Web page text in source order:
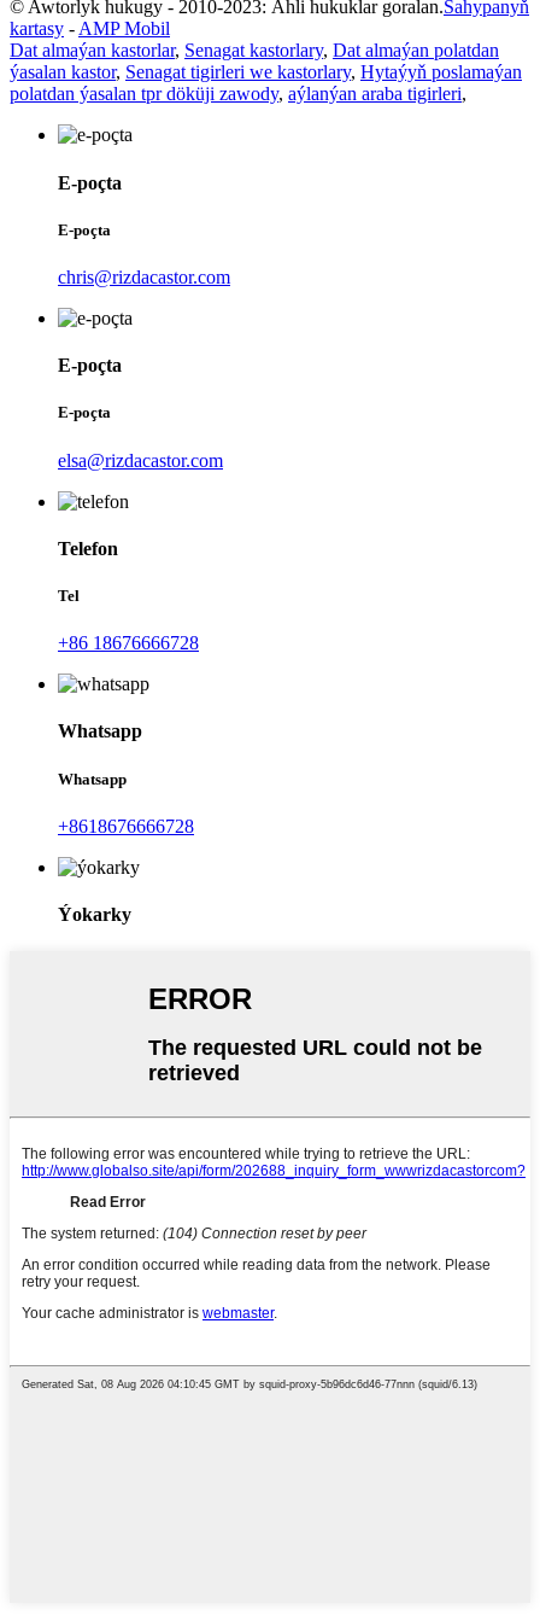
© Awtorlyk hukugy - 2010-2023: Ähli hukuklar goralan.Sahypanyň
kartasy - AMP Mobil
Dat almaýan kastorlar, Senagat kastorlary, Dat almaýan polatdan
ýasalan kastor, Senagat tigirleri we kastorlary, Hytaýyň poslamaýan
polatdan ýasalan tpr döküji zawody, aýlanýan araba tigirleri,
E-poçta
E-poçta
chris@rizdacastor.com
E-poçta
E-poçta
elsa@rizdacastor.com
Telefon
Tel
+86 18676666728
Whatsapp
Whatsapp
+8618676666728
Ýokarky